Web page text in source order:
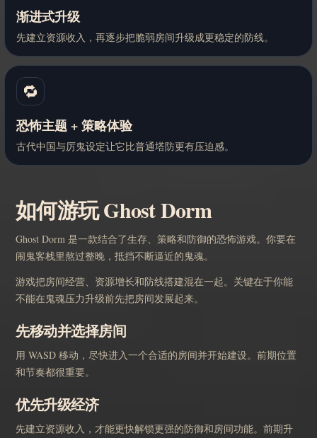
渐进式升级
先建立资源收入，再逐步把脆弱房间升级成更稳定的防线。
🔁
恐怖主题 + 策略体验
古代中国与厉鬼设定让它比普通塔防更有压迫感。
如何游玩 Ghost Dorm
Ghost Dorm 是一款结合了生存、策略和防御的恐怖游戏。你要在
闹鬼客栈里熬过整晚，抵挡不断逼近的鬼魂。
游戏把房间经营、资源增长和防线搭建混在一起。关键在于你能
不能在鬼魂压力升级前先把房间发展起来。
先移动并选择房间
用 WASD 移动，尽快进入一个合适的房间并开始建设。前期位置
和节奏都很重要。
优先升级经济
先建立资源收入，才能更快解锁更强的防御和房间功能。前期升